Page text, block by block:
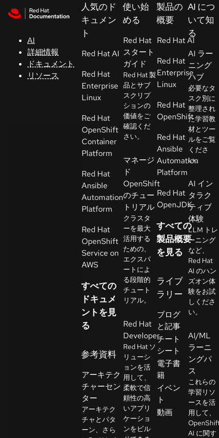
AI
詳細情報
ドキュメント
リソース
ト
コ
ン
ソ
ー
開
者
ト
ラ
イ
ア
ル
の
始
お
問
合
わ
言
語
の
選
択
人気のド
キュメン
ト
Red Hat AI
Red Hat
Enterprise
Linux
Red Hat
OpenShift
Container
Platform
Red Hat
Ansible
Automation
Platform
Red Hat
OpenShift
Service on
AWS
すべての
ドキュメ
ントを見
る
参考資料
アーキテク
チャーセン
ター
アーキテク
チャとパタ
ーン、さら
使い始
める
Red Hat
スタート
ガイド
Red Hat 製
品とサブ
スクリプ
ションの
価値をご
確認くだ
さい。
マネージ
ド
OpenShift
のチュー
トリアル
クラスタ
ーを最大
活用する
ための、
エクスパ
ートによ
る段階的
チュート
リアル。
Red Hat
Developer
Red Hat ソ
リューシ
ョンを活
用して、
柔軟で信
頼性の高
いアプリ
ケーショ
ンをビル
製品の
概要
Red Hat AI
Red Hat
Enterprise
Linux
Red Hat
OpenShift
Red Hat
Ansible
Automation
Platform
Red Hat
OpenJDK
すべての
製品概要
を見る
ライブ
ラリー
ブログ
と記事
チート
シート
電子書
籍
イベン
ト
動画
AI につ
いて知
る
AI ラー
ニング
ハブ
必要なタ
スク別に
整理され
た学習教
材とツー
ルをご覧
くださ
い。
AI イン
タラク
ティブ
体験
LLM トレ
ーニング
など、
Red Hat
AI のハン
ズオン体
験をお試
しくださ
い。
AI/ML
ラーニ
ングパ
ス
これらの
学習リソ
ースを活
用して、
AI に関す